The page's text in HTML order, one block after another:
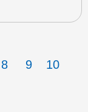
8 9
10